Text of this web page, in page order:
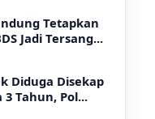
Tetapkan
Jadi Tersang...
Diduga Disekap
Tahun, Pol...